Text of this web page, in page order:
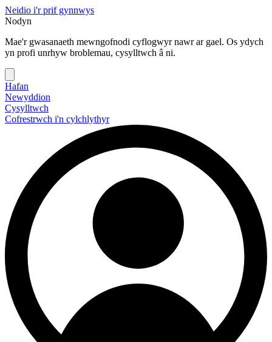
Neidio i'r prif gynnwys
Nodyn
Mae'r gwasanaeth mewngofnodi cyflogwyr nawr ar gael. Os ydych
yn profi unrhyw broblemau, cysylltwch â ni.
Hafan
Newyddion
Cysylltwch
Cofrestrwch i'n cylchlythyr